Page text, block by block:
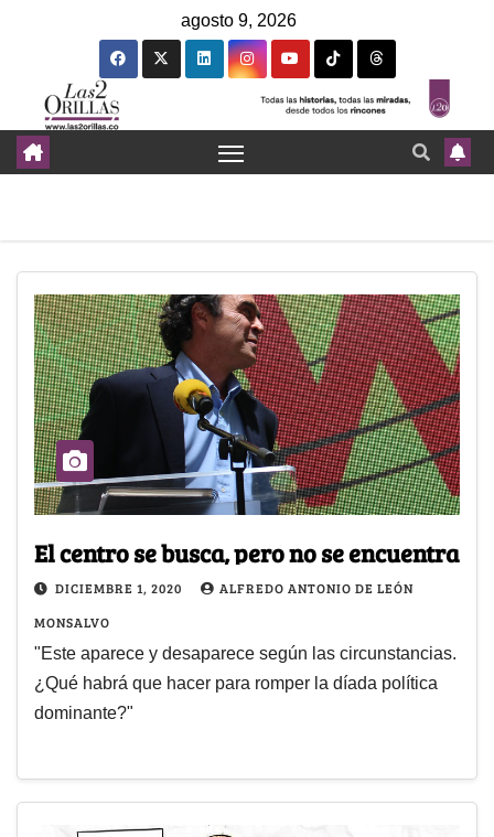
agosto 9, 2026
El centro se busca, pero no se encuentra
DICIEMBRE 1, 2020
ALFREDO ANTONIO DE LEÓN
MONSALVO
"Este aparece y desaparece según las circunstancias.
¿Qué habrá que hacer para romper la díada política
dominante?"